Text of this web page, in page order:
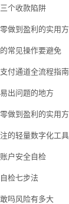
个收款陷阱
做到盈利的实用
常见操作要避免
付通道全流程指南
出问题的地方
做到盈利的实用
的轻量数字化工具
户安全自检
检七步法
吗风险有多大